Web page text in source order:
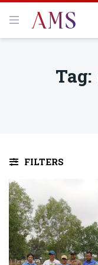
Tag:
FILTERS